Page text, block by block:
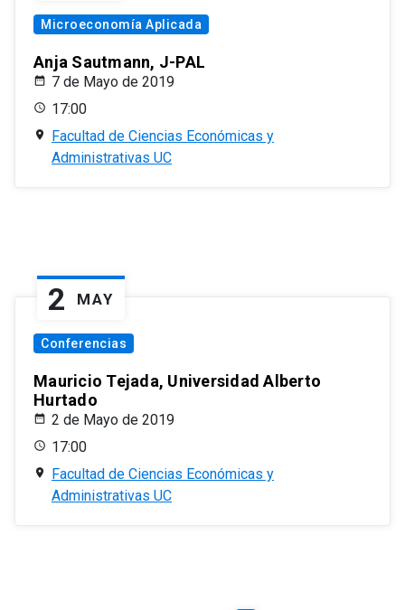
Microeconomía Aplicada
Anja Sautmann, J-PAL
7 de Mayo de 2019
17:00
Facultad de Ciencias Económicas y
Administrativas UC
2 MAY
Conferencias
Mauricio Tejada, Universidad Alberto
Hurtado
2 de Mayo de 2019
17:00
Facultad de Ciencias Económicas y
Administrativas UC